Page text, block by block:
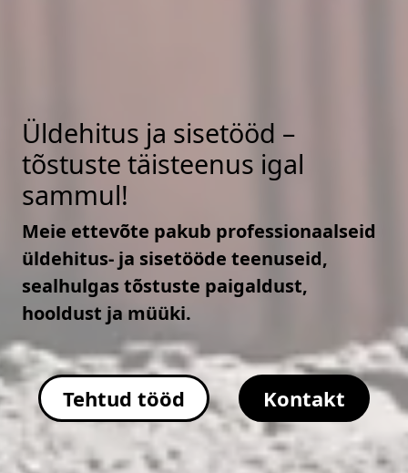
Üldehitus ja sisetööd –
tõstuste täisteenus igal
sammul!
Meie ettevõte pakub professionaalseid
üldehitus- ja sisetööde teenuseid,
sealhulgas tõstuste paigaldust,
hooldust ja müüki.
Tehtud tööd Kontakt